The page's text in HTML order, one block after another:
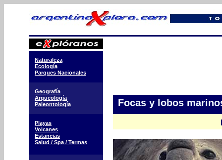
Naturaleza
Ecología
Parques Nacionales
Geografía
Arqueología
Paleontología
Focas y lobos
Playas
Volcanes
Estancias
Salud / Spa / Termas